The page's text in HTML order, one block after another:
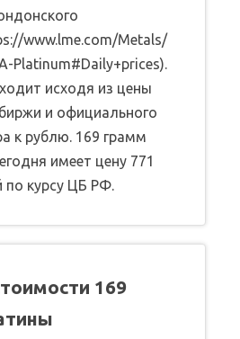
www.lme.com/Metals/
Platinum#Daily+prices).
исходя из цены
и официального
к рублю. 169 грамм
имеет цену 771
по курсу ЦБ РФ.
169